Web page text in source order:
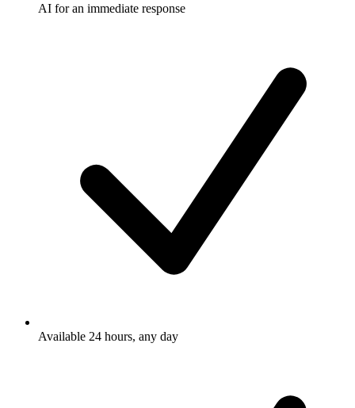
AI for an immediate response
Available 24 hours, any day